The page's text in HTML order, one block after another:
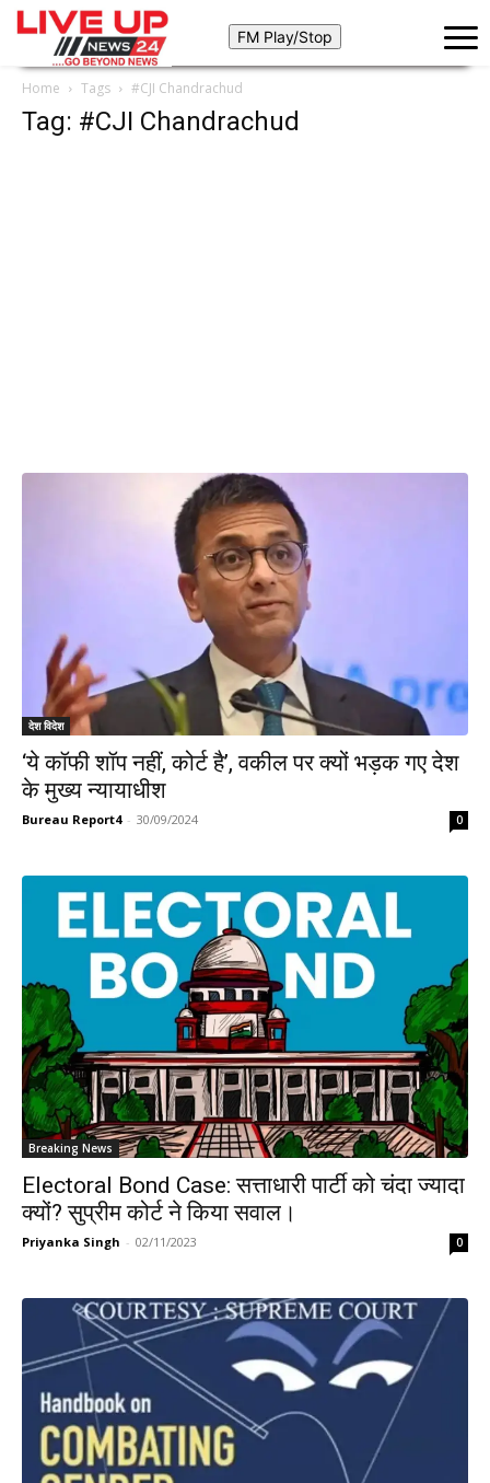
Home Tags #CJI Chandrachud
Tag: #CJI Chandrachud
देश विदेश
‘ये कॉफी शॉप नहीं, कोर्ट है’, वकील पर क्यों भड़क गए देश
के मुख्य न्यायाधीश
Bureau Report4 - 30/09/2024 0
Breaking News
Electoral Bond Case: सत्ताधारी पार्टी को चंदा ज्यादा
क्यों? सुप्रीम कोर्ट ने किया सवाल।
Priyanka Singh - 02/11/2023 0